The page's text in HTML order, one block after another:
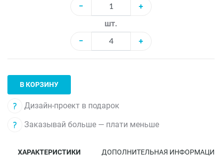
−
+
шт.
−
+
В КОРЗИНУ
Дизайн-проект в подарок
Заказывай больше — плати меньше
ХАРАКТЕРИСТИКИ ДОПОЛНИТЕЛЬНАЯ ИНФОРМАЦИЯ